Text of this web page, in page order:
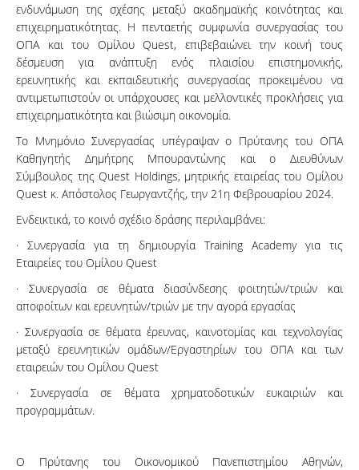
ενδυνάμωση της σχέσης μεταξύ ακαδημαϊκής κοινότητας και
επιχειρηματικότητας. Η πενταετής συμφωνία συνεργασίας του
ΟΠΑ και του Ομίλου Quest, επιβεβαιώνει την κοινή τους
δέσμευση για ανάπτυξη ενός πλαισίου επιστημονικής,
ερευνητικής και εκπαιδευτικής συνεργασίας προκειμένου να
αντιμετωπιστούν οι υπάρχουσες και μελλοντικές προκλήσεις για
επιχειρηματικότητα και βιώσιμη οικονομία.
Το Μνημόνιο Συνεργασίας υπέγραψαν ο Πρύτανης του ΟΠΑ
Καθηγητής Δημήτρης Μπουραντώνης και ο Διευθύνων
Σύμβουλος της Quest Holdings, μητρικής εταιρείας του Ομίλου
Quest κ. Απόστολος Γεωργαντζής, την 21η Φεβρουαρίου 2024.
Ενδεικτικά, το κοινό σχέδιο δράσης περιλαμβάνει:
· Συνεργασία για τη δημιουργία Training Academy για τις
Εταιρείες του Ομίλου Quest
· Συνεργασία σε θέματα διασύνδεσης φοιτητών/τριών και
αποφοίτων και ερευνητών/τριών με την αγορά εργασίας
· Συνεργασία σε θέματα έρευνας, καινοτομίας και τεχνολογίας
μεταξύ ερευνητικών ομάδων/Εργαστηρίων του ΟΠΑ και των
εταιρειών του Ομίλου Quest
· Συνεργασία σε θέματα χρηματοδοτικών ευκαιριών και
προγραμμάτων.
Ο Πρύτανης του Οικονομικού Πανεπιστημίου Αθηνών,